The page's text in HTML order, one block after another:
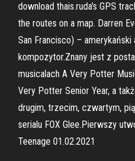
download thais.ruda's GPS
the routes on a map. Darren
San Francisco) – amerykański
kompozytor.Znany jest z
musicalach A Very Potter
Very Potter Senior Year, a
drugim, trzecim, czwartym,
serialu FOX Glee.Pierwszy
Teenage 01.02.2021